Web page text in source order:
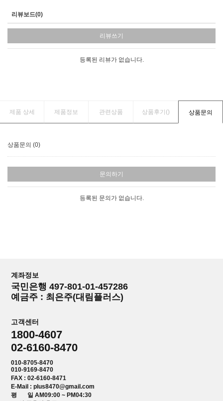
리뷰보드(0)
리뷰쓰기
등록된 리뷰가 없습니다.
제품 상세 제품정보 관련상품 상품후기() 상품문의
상품문의 (0)
문의하기
등록된 문의가 없습니다.
계좌정보
국민은행 497-801-01-457286
예금주 : 최은주(대림플러스)
고객센터
1800-4607
02-6160-8470
010-8705-8470
010-9169-8470
FAX : 02-6160-8471
E-Mail : plus8470@gmail.com
평 일 AM09:00 ~ PM04:30